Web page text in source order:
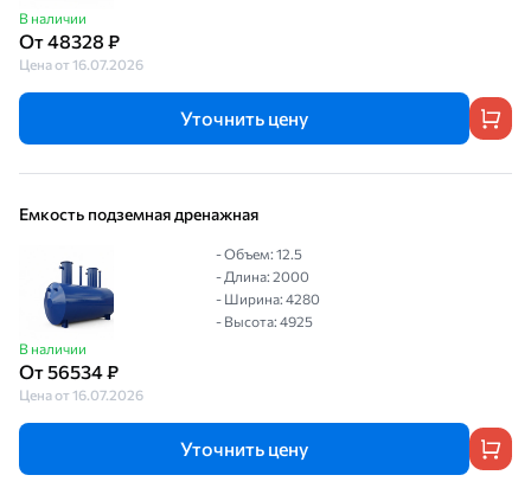
В наличии
От 48328 ₽
Цена от 16.07.2026
Уточнить цену
Емкость подземная дренажная
В наличии
От 56534 ₽
Цена от 16.07.2026
- Объем: 12.5
- Длина: 2000
- Ширина: 4280
- Высота: 4925
Уточнить цену